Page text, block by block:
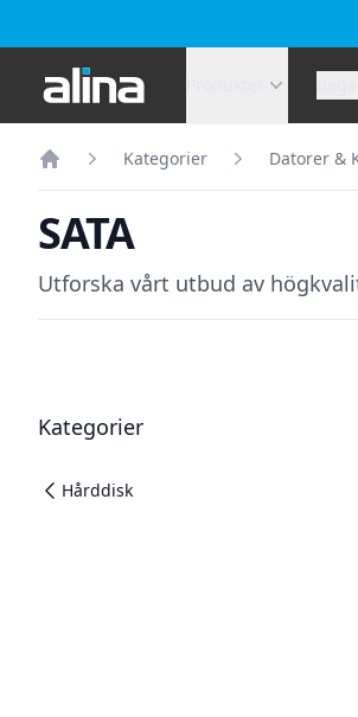
Alina.se
Hem
Kategorier Datorer &
SATA
Utforska vårt utbud av
Filter
Kategorier
Hårddisk